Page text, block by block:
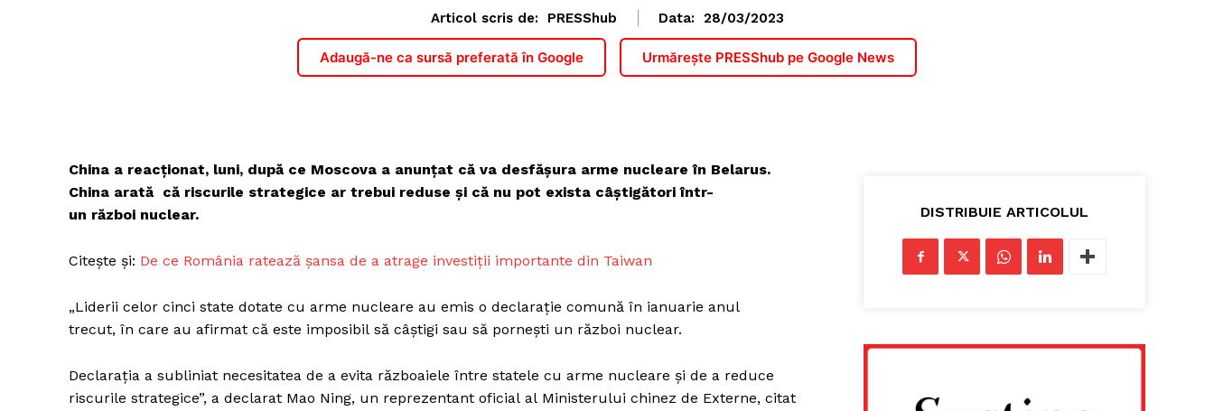
Articol scris de: PRESShub Data: 28/03/2023
Adaugă-ne ca sursă preferată în Google Urmărește PRESShub pe Google News
China a reacționat, luni, după ce Moscova a anunțat că va desfășura arme nucleare în Belarus.
China arată că riscurile strategice ar trebui reduse și că nu pot exista câștigători într-
un război nuclear.
Citește și: De ce România ratează șansa de a atrage investiții importante din Taiwan
„Liderii celor cinci state dotate cu arme nucleare au emis o declarație comună în ianuarie anul
trecut, în care au afirmat că este imposibil să câștigi sau să pornești un război nuclear.
Declarația a subliniat necesitatea de a evita războaiele între statele cu arme nucleare și de a reduce
riscurile strategice”, a declarat Mao Ning, un reprezentant oficial al Ministerului chinez de Externe, citat
DISTRIBUIE ARTICOLUL